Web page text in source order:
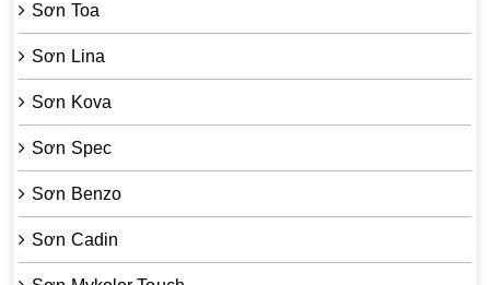
Sơn Toa
Sơn Lina
Sơn Kova
Sơn Spec
Sơn Benzo
Sơn Cadin